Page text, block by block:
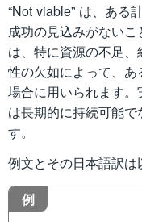
“Not viable” は、ある
成功の見込みがない
は、特に資源の不足
性の欠如によって、
場合に用いられます
は長期的に持続可能
す。
例文とその日本語訳は
例